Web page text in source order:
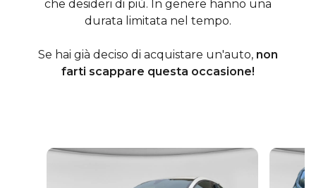
che desideri di più. In genere hanno una
durata limitata nel tempo.
Se hai già deciso di acquistare un'auto, non
farti scappare questa occasione!